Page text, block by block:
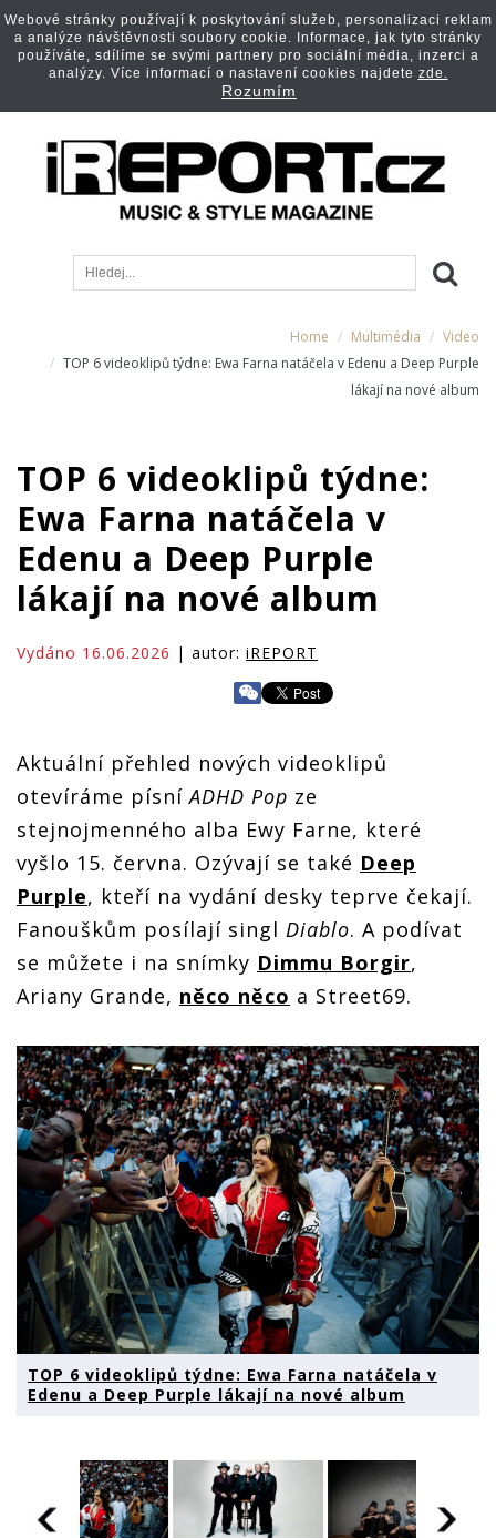
Home Multimédia
Video
TOP 6 videoklipů týdne: Ewa Farna natáčela v Edenu a Deep Purple
lákají na nové album
TOP 6 videoklipů týdne:
Ewa Farna natáčela v
Edenu a Deep Purple
lákají na nové album
Vydáno 16.06.2026 | autor: iREPORT
Aktuální přehled nových videoklipů
otevíráme písníADHD Pop ze
stejnojmenného alba Ewy Farne, které
vyšlo 15. června. Ozývají se také Deep
Purple, kteří na vydání desky teprve čekají.
Fanouškům posílají singl Diablo. A podívat
se můžete i na snímky Dimmu Borgir,
Ariany Grande, něco něco a Street69.
TOP 6 videoklipů týdne: Ewa Farna natáčela v
Edenu a Deep Purple lákají na nové album
Webové stránky používají k poskytování služeb, personalizaci reklam
a analýze návštěvnosti soubory cookie. Informace, jak tyto stránky
používáte, sdílíme se svými partnery pro sociální média, inzerci a
analýzy. Více informací o nastavení cookies najdete zde.
Rozumím